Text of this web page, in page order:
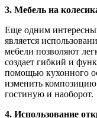
3. Мебель на
Еще одним
является
мебели позволяют
создает гибкий и
помощью кухонного
изменить композицию
гостиную и наоборот.
4. Использование